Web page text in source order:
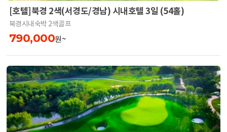
[호텔]북경 2색(서경도/경남) 시내호텔 3일 (54홀)
북경시내숙박 2색골프
790,000원~